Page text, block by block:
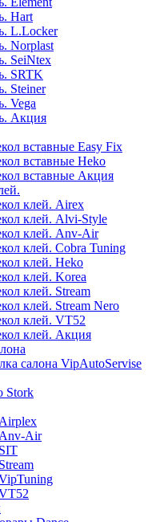
Hart
L.Locker
Norplast
SeiNtex
SRTK
Steiner
Vega
Акция
вставные Easy Fix
вставные Heko
вставные Акция
клей. Airex
клей. Alvi-Style
клей. Anv-Air
клей. Cobra Tuning
клей. Heko
клей. Korea
клей. Stream
клей. Stream Nero
клей. VT52
клей. Акция
салона VipAutoServise
Stork
Air